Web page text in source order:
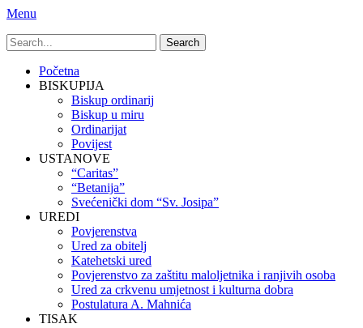
Menu
Search
for:
Primary
Menu
Skip
Početna
BISKUPIJA
Biskup ordinarij
Biskup u miru
Ordinarijat
Povijest
USTANOVE
“Caritas”
“Betanija”
Svećenički dom “Sv. Josipa”
UREDI
Povjerenstva
Ured za obitelj
Katehetski ured
Povjerenstvo za zaštitu maloljetnika i ranjivih osoba
Ured za crkvenu umjetnost i kulturna dobra
Postulatura A. Mahnića
TISAK